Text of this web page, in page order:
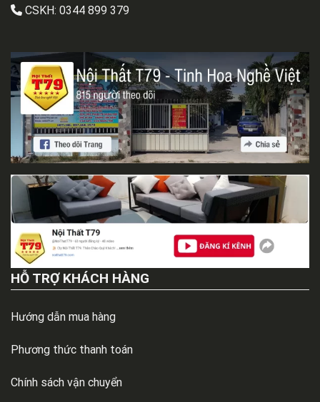
CSKH: 0344 899 379
HỖ TRỢ KHÁCH HÀNG
Hướng dẫn mua hàng
Phương thức thanh toán
Chính sách vận chuyển